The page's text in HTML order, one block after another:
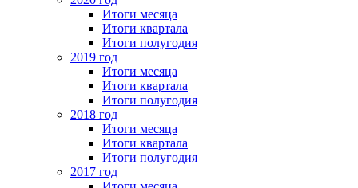
Итоги месяца
Итоги квартала
Итоги полугодия
2019 год
Итоги месяца
Итоги квартала
Итоги полугодия
2018 год
Итоги месяца
Итоги квартала
Итоги полугодия
2017 год